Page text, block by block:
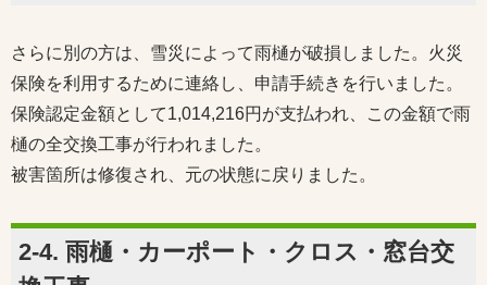
さらに別の方は、雪災によって雨樋が破損しました。火災
保険を利用するために連絡し、申請手続きを行いました。
保険認定金額として1,014,216円が支払われ、この金額で雨
樋の全交換工事が行われました。
被害箇所は修復され、元の状態に戻りました。
2-4. 雨樋・カーポート・クロス・窓台交